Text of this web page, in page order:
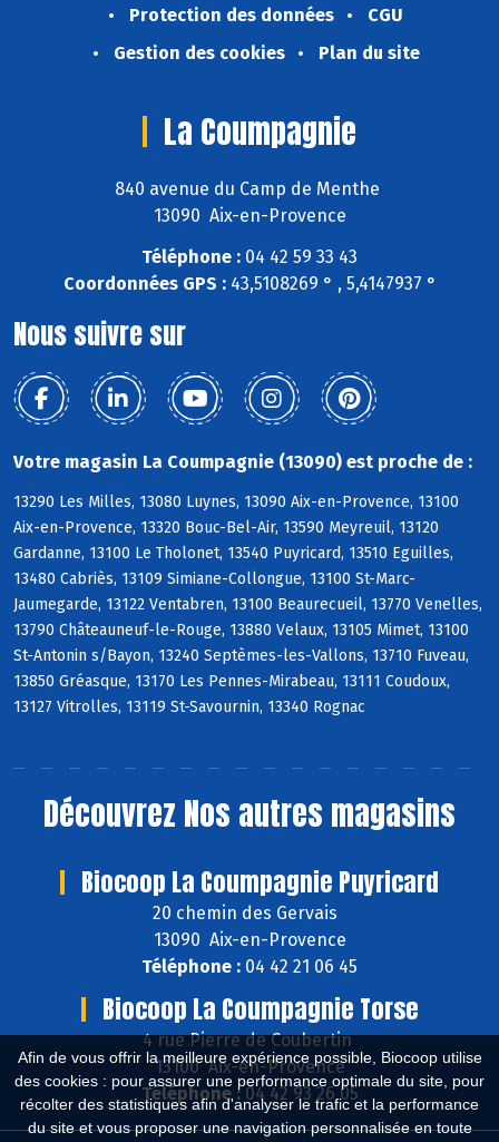
Afin de vous offrir la meilleure expérience possible, Biocoop utilise
des cookies : pour assurer une performance optimale du site, pour
récolter des statistiques afin d'analyser le trafic et la performance
du site et vous proposer une navigation personnalisée en toute
Protection des données
CGU
Gestion des cookies
Plan du site
La Coumpagnie
840 avenue du Camp de Menthe
13090 Aix-en-Provence
Téléphone : 04 42 59 33 43
Coordonnées GPS :43,5108269 ° , 5,4147937 °
Nous suivre sur
Votre magasin La Coumpagnie (13090) est proche de :
13290 Les Milles, 13080 Luynes, 13090 Aix-en-Provence, 13100
Aix-en-Provence, 13320 Bouc-Bel-Air, 13590 Meyreuil, 13120
Gardanne, 13100 Le Tholonet, 13540 Puyricard, 13510 Eguilles,
13480 Cabriès, 13109 Simiane-Collongue, 13100 St-Marc-
Jaumegarde, 13122 Ventabren, 13100 Beaurecueil, 13770 Venelles,
13790 Châteauneuf-le-Rouge, 13880 Velaux, 13105 Mimet, 13100
St-Antonin s/Bayon, 13240 Septèmes-les-Vallons, 13710 Fuveau,
13850 Gréasque, 13170 Les Pennes-Mirabeau, 13111 Coudoux,
13127 Vitrolles, 13119 St-Savournin, 13340 Rognac
Découvrez Nos autres magasins
Biocoop La Coumpagnie Puyricard
20 chemin des Gervais
13090 Aix-en-Provence
Téléphone : 04 42 21 06 45
Biocoop La Coumpagnie Torse
4 rue Pierre de Coubertin
13100 Aix-en-Provence
Téléphone :04 42 93 26 05